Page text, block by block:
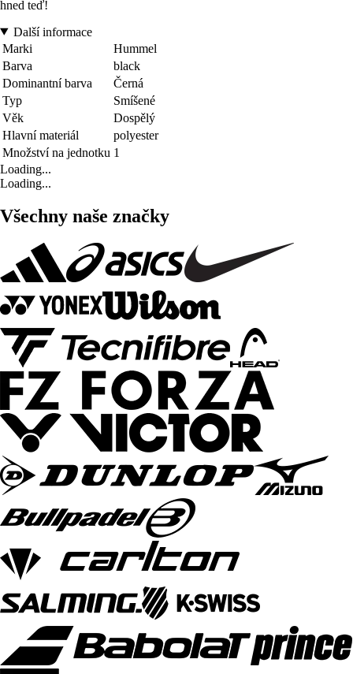
hned teď!
Další informace
Marki
Hummel
Barva
black
Dominantní barva
Černá
Typ
Smíšené
Věk
Dospělý
Hlavní materiál
polyester
Množství na jednotku 1
Loading...
Loading...
Všechny naše značky